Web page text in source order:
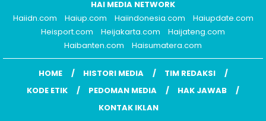
HAI MEDIA NETWORK
Haiidn.com
Haiup.com Haiindonesia.com
Haiupdate.com
Heisport.com
Heijakarta.com
Haijateng.com
Haibanten.com
Haisumatera.com
HOME HISTORI MEDIA
TIM REDAKSI
KODE ETIK
PEDOMAN MEDIA
HAK JAWAB
KONTAK IKLAN